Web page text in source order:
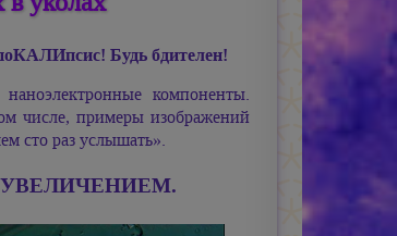
Будь бдителен!
наноэлектронные компоненты.
числе, примеры изображений
сто раз услышать».